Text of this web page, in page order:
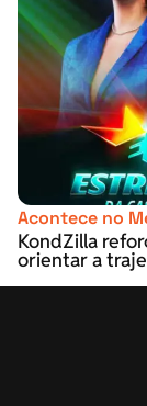
Acontece no
KondZilla
orientar a